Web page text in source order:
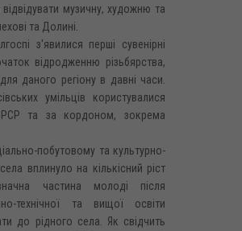
музичну, художню та
та Долині.
з'явилися перші сувенірні
відродженню різьбярства,
даного регіону в давні часи.
умільців користувалися
та за кордоном, зокрема
побутовому та культурно-
вплинуло на кількісний ріст
частина молоді після
технічної та вищої освіти
до рідного села. Як свідчить